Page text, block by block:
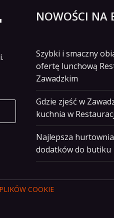
NOWOŚCI NA
Szybki i smaczny
ofertę lunchową
Zawadzkim
Gdzie zjeść w
kuchnia w
Najlepsza
dodatków do butiku
COOKIE